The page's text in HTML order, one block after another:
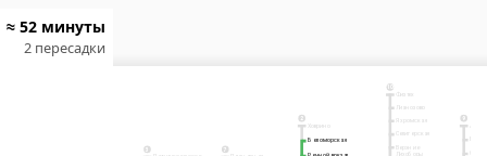
≈ 52 минуты
2 пересадки
3 7
10
Ховрино
Верхние
Лихоборы
Селигерская
Физтех
Лианозово
Яхромская
Беломорская
Беломорская